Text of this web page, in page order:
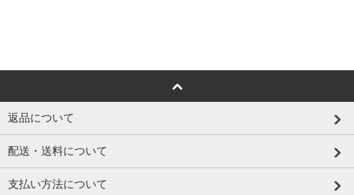
返品について
配送・送料について
支払い方法について